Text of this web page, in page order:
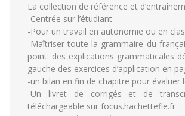
La collection de référence et
-Centrée sur l’étudiant
-Pour un travail en autonomie ou en
-Maîtriser toute la grammaire du
point: des explications grammaticales
gauche des exercices d’application en
-un bilan en fin de chapitre pour évaluer
-Un livret de corrigés et de
téléchargeable sur focus.hachettefle.fr